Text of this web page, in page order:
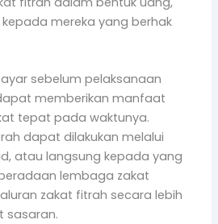
mereka yang berhak
sebelum pelaksanaan
memberikan manfaat
tepat pada waktunya.
dapat dilakukan melalui
atau langsung kepada yang
lembaga zakat
zakat fitrah secara lebih
sasaran.